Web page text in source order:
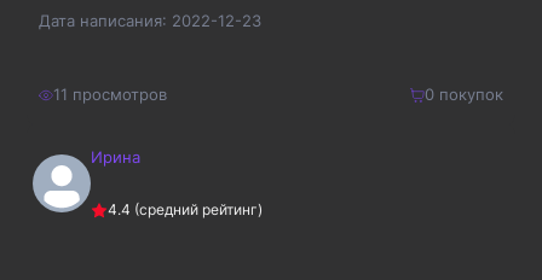
Дата написания: 2022-12-23
11 просмотров 0покупок
240 ₽Ирина
4.4 (средний рейтинг)